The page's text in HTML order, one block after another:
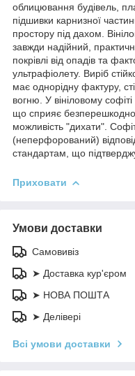
облицювання будівель,
підшивки карнизної
простору під дахом.
завжди надійний,
покрівлі від опадів та
ультрафіолету. Виріб
має однорідну фактуру,
вогню. У вініловому
що сприяє
можливість "дихати".
(неперфорований)
стандартам, що
Приховати
Умови доставки
Самовивіз
➤ Доставка кур'єром
➤ НОВА ПОШТА
➤ Делівері
Всі умови доставки